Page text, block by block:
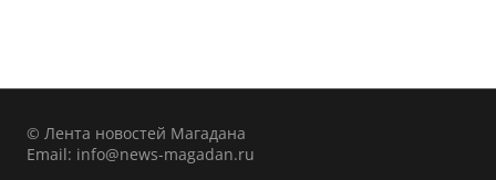
© Лента новостей Магадана
Email: info@news-magadan.ru